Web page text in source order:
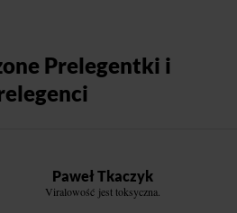
Prelegentki i
Paweł Tkaczyk
Viralowość jest toksyczna.